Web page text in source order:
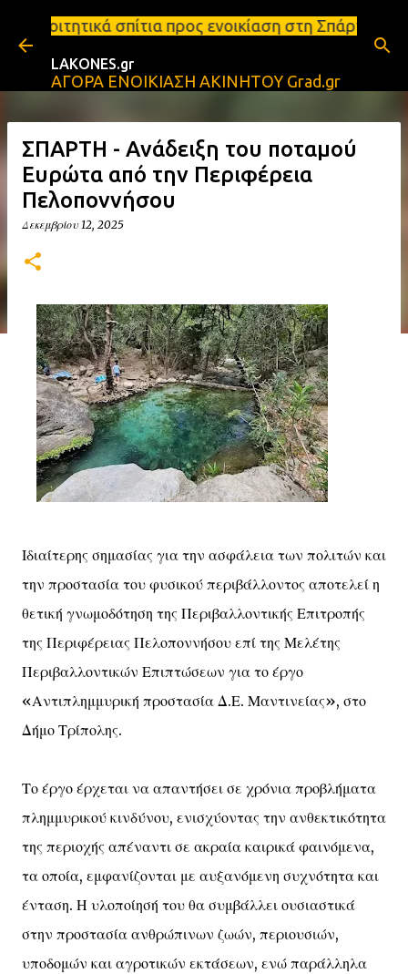
Μετάβαση στο κύριο περιεχόμενο
προς ενοικίαση στη Σπάρτη Ενοικιάσεις
LAKONES.gr
ΑΓΟΡΑ ΕΝΟΙΚΙΑΣΗ ΑΚΙΝΗΤΟΥ Grad.gr
ΣΠΑΡΤΗ - Aνάδειξη του ποταμού
Ευρώτα από την Περιφέρεια
Πελοποννήσου
Δεκεμβρίου 12, 2025
Ιδιαίτερης σημασίας για την ασφάλεια των πολιτών και
την προστασία του φυσικού περιβάλλοντος αποτελεί η
θετική γνωμοδότηση της Περιβαλλοντικής Επιτροπής
της Περιφέρειας Πελοποννήσου επί της Μελέτης
Περιβαλλοντικών Επιπτώσεων για το έργο
«Αντιπλημμυρική προστασία Δ.Ε. Μαντινείας», στο
Δήμο Τρίπολης.
Το έργο έρχεται να απαντήσει σε χρόνια προβλήματα
πλημμυρικού κινδύνου, ενισχύοντας την ανθεκτικότητα
της περιοχής απέναντι σε ακραία καιρικά φαινόμενα,
τα οποία, εμφανίζονται με αυξανόμενη συχνότητα και
ένταση. Η υλοποίησή του θα συμβάλλει ουσιαστικά
στην προστασία ανθρώπινων ζωών, περιουσιών,
υποδομών και αγροτικών εκτάσεων, ενώ παράλληλα